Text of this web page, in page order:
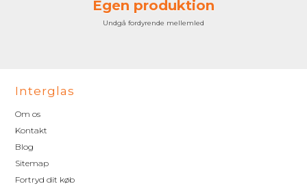
Egen produktion
Undgå fordyrende mellemled
Interglas
Om os
Kontakt
Blog
Sitemap
Fortryd dit køb